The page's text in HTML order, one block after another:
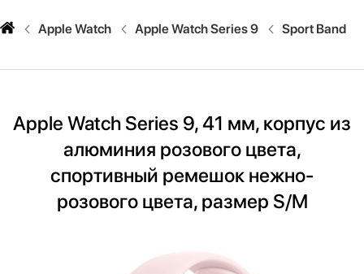
Apple Watch Apple Watch Series 9 Sport Band
Apple Watch Series 9, 41 мм, корпус из
алюминия розового цвета,
спортивный ремешок нежно-
розового цвета, размер S/M